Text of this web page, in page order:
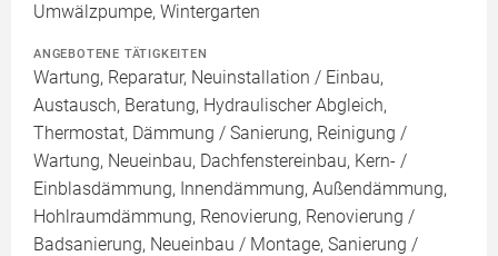
Umwälzpumpe, Wintergarten
ANGEBOTENE TÄTIGKEITEN
Wartung, Reparatur, Neuinstallation / Einbau,
Austausch, Beratung, Hydraulischer Abgleich,
Thermostat, Dämmung / Sanierung, Reinigung /
Wartung, Neueinbau, Dachfenstereinbau, Kern- /
Einblasdämmung, Innendämmung, Außendämmung,
Hohlraumdämmung, Renovierung, Renovierung /
Badsanierung, Neueinbau / Montage, Sanierung /